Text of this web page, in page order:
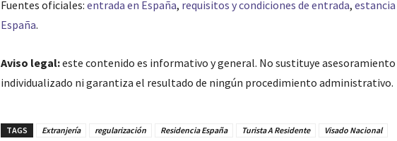
Fuentes oficiales: entrada en España, requisitos y condiciones de entrada, estancia
España.
Aviso legal:este contenido es informativo y general. No sustituye
individualizado ni garantiza el resultado de ningún procedimiento administrativo.
TAGS Extranjería regularización Residencia España Turista A Residente Visado Nacional